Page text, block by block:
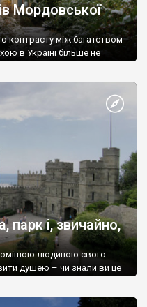
Мордовської
контрасту між багатством
в Україні більше не
парк і, звичайно,
людиною свого
душею – чи знали ви це